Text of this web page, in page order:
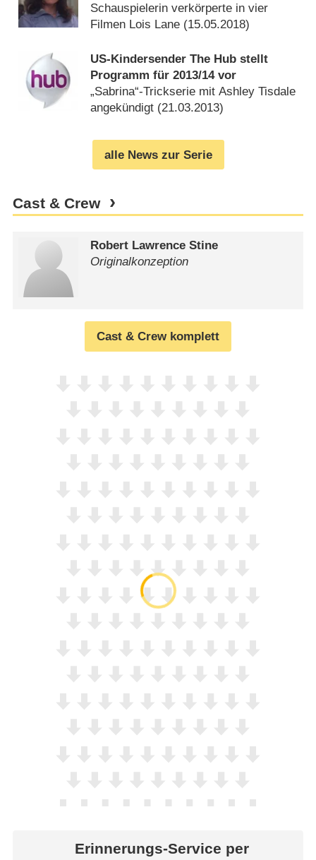
Schauspielerin verkörperte in vier
Filmen Lois Lane (15.05.2018)
US-Kindersender The Hub stellt
Programm für 2013/​14 vor
„Sabrina“-Trickserie mit Ashley Tisdale
angekündigt (21.03.2013)
alle News zur Serie
Cast & Crew
Robert Lawrence Stine
Originalkonzeption
Cast & Crew komplett
Erinnerungs-Service per